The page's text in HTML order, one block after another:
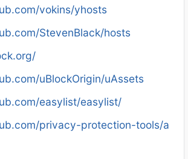
vokins/yhosts
StevenBlack/hosts
uBlockOrigin/uAssets
easylist/easylist/
privacy-protection-tools/a